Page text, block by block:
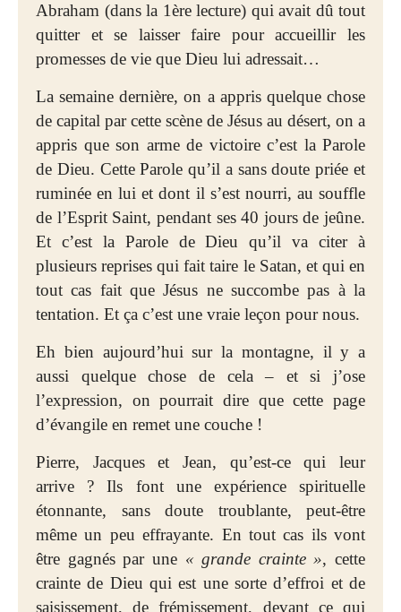
Abraham (dans la 1ère lecture) qui avait dû tout
quitter et se laisser faire pour accueillir les
promesses de vie que Dieu lui adressait…
La semaine dernière, on a appris quelque chose
de capital par cette scène de Jésus au désert, on a
appris que son arme de victoire c’est la Parole
de Dieu. Cette Parole qu’il a sans doute priée et
ruminée en lui et dont il s’est nourri, au souffle
de l’Esprit Saint, pendant ses 40 jours de jeûne.
Et c’est la Parole de Dieu qu’il va citer à
plusieurs reprises qui fait taire le Satan, et qui en
tout cas fait que Jésus ne succombe pas à la
tentation. Et ça c’est une vraie leçon pour nous.
Eh bien aujourd’hui sur la montagne, il y a
aussi quelque chose de cela – et si j’ose
l’expression, on pourrait dire que cette page
d’évangile en remet une couche !
Pierre, Jacques et Jean, qu’est-ce qui leur
arrive ? Ils font une expérience spirituelle
étonnante, sans doute troublante, peut-être
même un peu effrayante. En tout cas ils vont
être gagnés par une « grande crainte », cette
crainte de Dieu qui est une sorte d’effroi et de
saisissement, de frémissement, devant ce qui